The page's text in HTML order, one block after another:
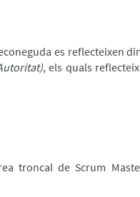
es reflecteixen
, els quals
troncal de Scrum